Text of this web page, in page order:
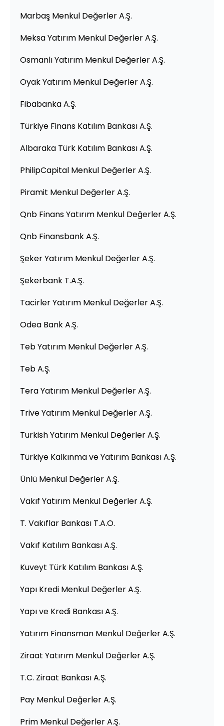
Marbaş Menkul Değerler A.Ş.
Meksa Yatırım Menkul Değerler A.Ş.
Osmanlı Yatırım Menkul Değerler A.Ş.
Oyak Yatırım Menkul Değerler A.Ş.
Fibabanka A.Ş.
Türkiye Finans Katılım Bankası A.Ş.
Albaraka Türk Katılım Bankası A.Ş.
PhilipCapital Menkul Değerler A.Ş.
Piramit Menkul Değerler A.Ş.
Qnb Finans Yatırım Menkul Değerler A.Ş.
Qnb Finansbank A.Ş.
Şeker Yatırım Menkul Değerler A.Ş.
Şekerbank T.A.Ş.
Tacirler Yatırım Menkul Değerler A.Ş.
Odea Bank A.Ş.
Teb Yatırım Menkul Değerler A.Ş.
Teb A.Ş.
Tera Yatırım Menkul Değerler A.Ş.
Trive Yatırım Menkul Değerler A.Ş.
Turkish Yatırım Menkul Değerler A.Ş.
Türkiye Kalkınma ve Yatırım Bankası A.Ş.
Ünlü Menkul Değerler A.Ş.
Vakıf Yatırım Menkul Değerler A.Ş.
T. Vakıflar Bankası T.A.O.
Vakıf Katılım Bankası A.Ş.
Kuveyt Türk Katılım Bankası A.Ş.
Yapı Kredi Menkul Değerler A.Ş.
Yapı ve Kredi Bankası A.Ş.
Yatırım Finansman Menkul Değerler A.Ş.
Ziraat Yatırım Menkul Değerler A.Ş.
T.C. Ziraat Bankası A.Ş.
Pay Menkul Değerler A.Ş.
Prim Menkul Değerler A.Ş.